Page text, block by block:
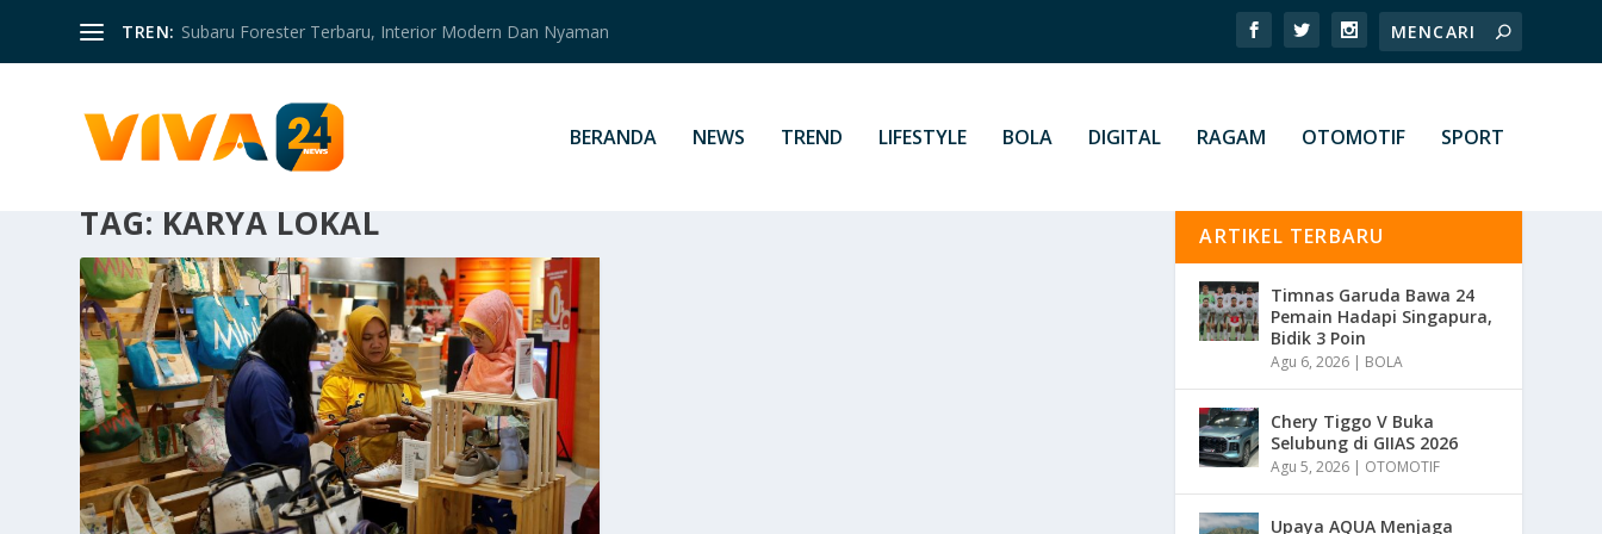
TREN: Subaru Forester Terbaru, Interior Modern Dan Nyaman
BERANDA NEWS TREND LIFESTYLE BOLA DIGITAL RAGAM OTOMOTIF SPORT
TAG: KARYA LOKAL ARTIKEL TERBARU
Timnas Garuda Bawa 24
Pemain Hadapi Singapura,
Bidik 3 Poin
Agu 6, 2026 | BOLA
Chery Tiggo V Buka
Selubung di GIIAS 2026
Agu 5, 2026 | OTOMOTIF
Upaya AQUA Menjaga